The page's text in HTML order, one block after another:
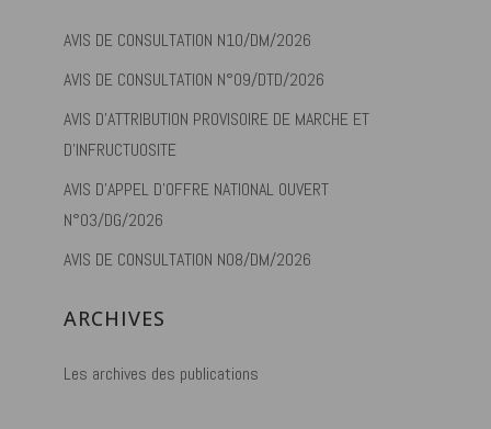
AVIS DE CONSULTATION N10/DM/2026
AVIS DE CONSULTATION N°09/DTD/2026
AVIS D’ATTRIBUTION PROVISOIRE DE MARCHE ET
D’INFRUCTUOSITE
AVIS D’APPEL D’OFFRE NATIONAL OUVERT
N°03/DG/2026
AVIS DE CONSULTATION N08/DM/2026
ARCHIVES
Les archives des publications